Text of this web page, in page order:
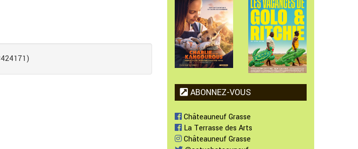
ABONNEZ-VOUS
Châteauneuf Grasse
La Terrasse des Arts
Châteauneuf Grasse